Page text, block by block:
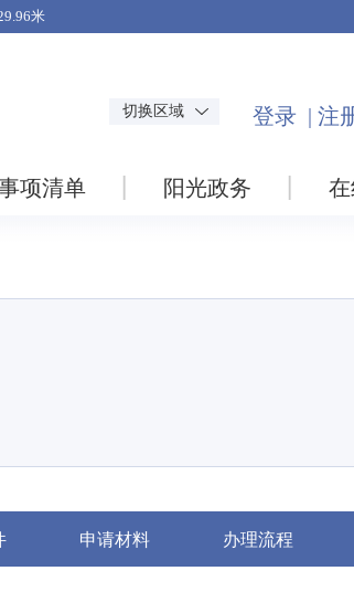
切换区域
项清单 阳光政务
申请材料 办理流程